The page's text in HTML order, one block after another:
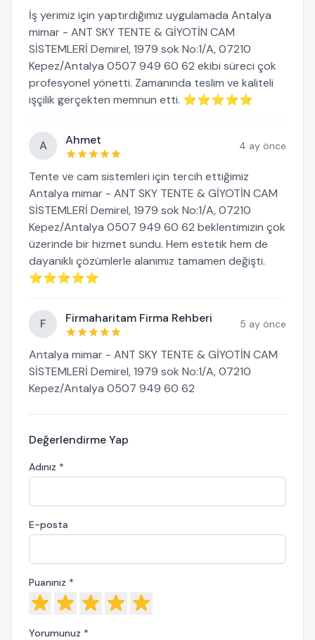
İş yerimiz için yaptırdığımız uygulamada Antalya
mimar - ANT SKY TENTE & GİYOTİN CAM
SİSTEMLERİ Demirel, 1979 sok No:1/A, 07210
Kepez/Antalya 0507 949 60 62 ekibi süreci çok
profesyonel yönetti. Zamanında teslim ve kaliteli
işçilik gerçekten memnun etti. ⭐⭐⭐⭐⭐
A Ahmet 4 ay önce
Tente ve cam sistemleri için tercih ettiğimiz
Antalya mimar - ANT SKY TENTE & GİYOTİN CAM
SİSTEMLERİ Demirel, 1979 sok No:1/A, 07210
Kepez/Antalya 0507 949 60 62 beklentimizin çok
üzerinde bir hizmet sundu. Hem estetik hem de
dayanıklı çözümlerle alanımız tamamen değişti.
⭐⭐⭐⭐⭐
F Firmaharitam Firma Rehberi 5 ay önce
Antalya mimar - ANT SKY TENTE & GİYOTİN CAM
SİSTEMLERİ Demirel, 1979 sok No:1/A, 07210
Kepez/Antalya 0507 949 60 62
Değerlendirme Yap
Adınız *
E-posta
Puanınız *
Yorumunuz *